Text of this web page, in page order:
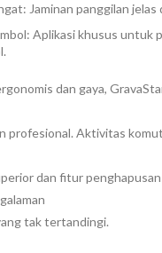
Jaminan panggilan jelas
Aplikasi khusus untuk
dan gaya,
profesional. Aktivitas
dan fitur
tak tertandingi.